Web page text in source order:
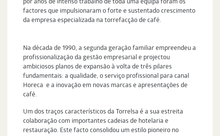
por anos de intenso trabalho de toda uma equipa foram os
factores que impulsionaram o forte e sustentado crescimento
da empresa especializada na torrefacção de café.
Na década de 1990, a segunda geração familiar empreendeu a
profissionalização da gestão empresarial e projectou
ambiciosos planos de expansão à volta de três pilares
fundamentais: a qualidade, o serviço profissional para canal
Horeca e a inovação em novas marcas e apresentações de
café.
Um dos traços característicos da Torrelsa é a sua estreita
colaboração com importantes cadeias de hotelaria e
restauração. Este facto consolidou um estilo pioneiro no